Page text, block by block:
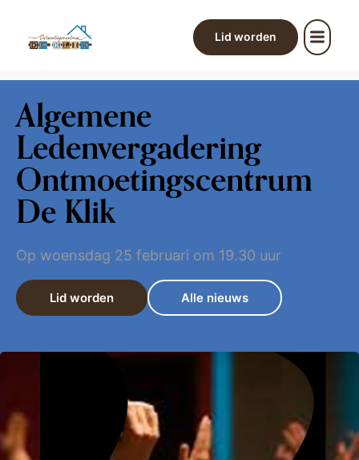
Lid worden
Algemene
Ledenvergadering
Ontmoetingscentrum
De Klik
Op woensdag 25 februari om 19.30 uur
Lid worden Alle nieuws